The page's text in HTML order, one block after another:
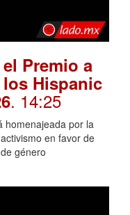
Premio a
Hispanic
. 14:25
homenajeada por la
en favor de
género